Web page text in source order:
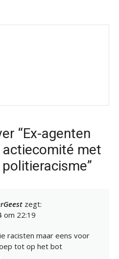
“Ex-agenten
actiecomité met
zegt:
om 22:19
racisten maar eens voor
tot op het bot